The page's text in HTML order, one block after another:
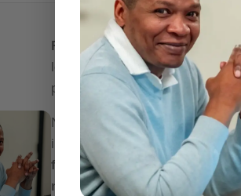
Richard Emouk, expert en
les
constructeurset porteurs
promotion.
Nous transmettons les
indispensables pour éviter les
fiableet valider larentabilité
moindre euro.